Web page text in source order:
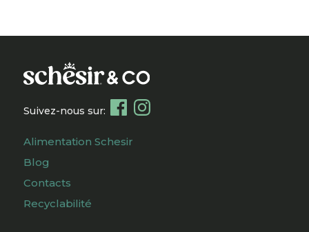
Suivez-nous sur:
Alimentation Schesir
Blog
Contacts
Recyclabilité